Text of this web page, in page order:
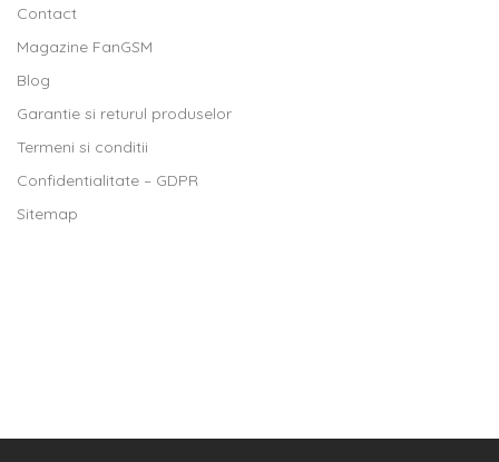
Contact
Magazine FanGSM
Blog
Garantie si returul produselor
Termeni si conditii
Confidentialitate – GDPR
Sitemap